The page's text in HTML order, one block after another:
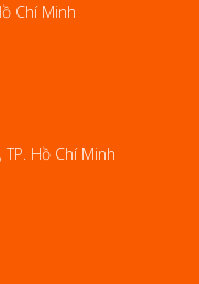
Chí Minh
Hồ Chí Minh